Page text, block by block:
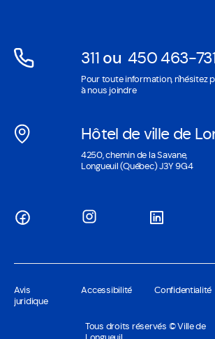
311Ouvre
dans
fenêtre
ou 450 463-Ouvre
dans
fenêtre
Pour toute information, n'hésitez
à nous joindre
Hôtel de ville de
Ouvre
dans
4250, chemin de la Savane,
Longueuil (Québec) J3Y 9G4
Avis
juridique
Accessibilité Confidentialité
Tous droits réservés © Ville de